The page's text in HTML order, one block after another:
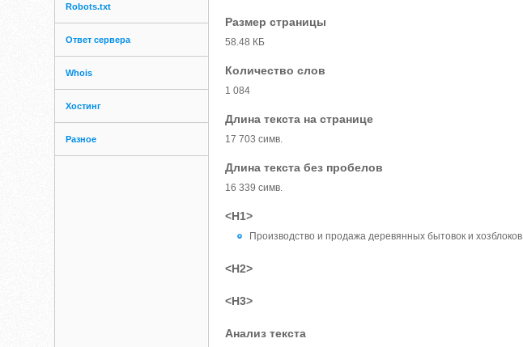
Robots.txt
Ответ сервера
Whois
Хостинг
Разное
Размер страницы
58.48 КБ
Количество слов
1 084
Длина текста на странице
17 703 симв.
Длина текста без пробелов
16 339 симв.
<H1>
Производство и продажа деревянных бытовок и хозблоков
<H2>
<H3>
Анализ текста